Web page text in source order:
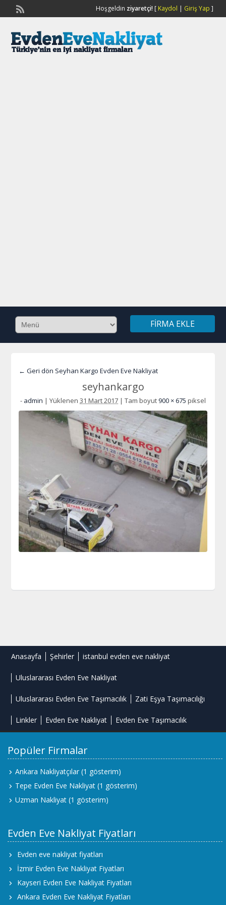
Hoşgeldin ziyaretçi![ Kaydol | Giriş Yap ]
FIRMA EKLE
← Geri dön Seyhan Kargo Evden Eve Nakliyat
seyhankargo
- admin | Yüklenen 31 Mart 2017 | Tam boyut900 × 675 piksel
Anasayfa Şehirler istanbul evden eve nakliyat
Uluslararası Evden Eve Nakliyat
Uluslararası Evden Eve Taşımacılık Zati Eşya Taşımacılığı
Linkler Evden Eve Nakliyat Evden Eve Taşımacılık
Popüler Firmalar
Ankara Nakliyatçılar (1 gösterim)
Tepe Evden Eve Nakliyat (1 gösterim)
Uzman Nakliyat (1 gösterim)
Evden Eve Nakliyat Fiyatları
Evden eve nakliyat fiyatları
İzmir Evden Eve Nakliyat Fiyatları
Kayseri Evden Eve Nakliyat Fiyatları
Ankara Evden Eve Nakliyat Fiyatları